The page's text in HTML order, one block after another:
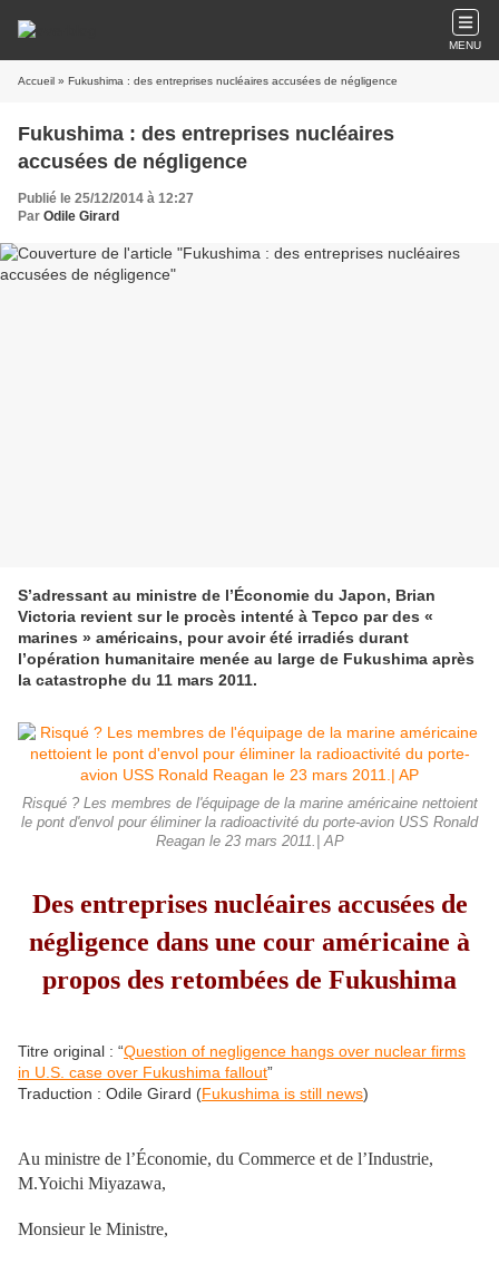
MENU
Accueil » Fukushima : des entreprises nucléaires accusées de négligence
Fukushima : des entreprises nucléaires
accusées de négligence
Publié le 25/12/2014 à 12:27
Par Odile Girard
S’adressant au ministre de l’Économie du Japon, Brian
Victoria revient sur le procès intenté à Tepco par des «
marines » américains, pour avoir été irradiés durant
l’opération humanitaire menée au large de Fukushima après
la catastrophe du 11 mars 2011.
Risqué ? Les membres de l'équipage de la marine américaine nettoient
le pont d'envol pour éliminer la radioactivité du porte-avion USS Ronald
Reagan le 23 mars 2011.| AP
Des entreprises nucléaires accusées de
négligence dans une cour américaine à
propos des retombées de Fukushima
Titre original : “Question of negligence hangs over nuclear firms
in U.S. case over Fukushima fallout”
Traduction : Odile Girard (Fukushima is still news)
Au ministre de l’Économie, du Commerce et de l’Industrie,
M.Yoichi Miyazawa,
Monsieur le Ministre,